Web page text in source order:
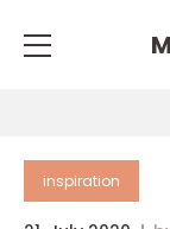
inspiration